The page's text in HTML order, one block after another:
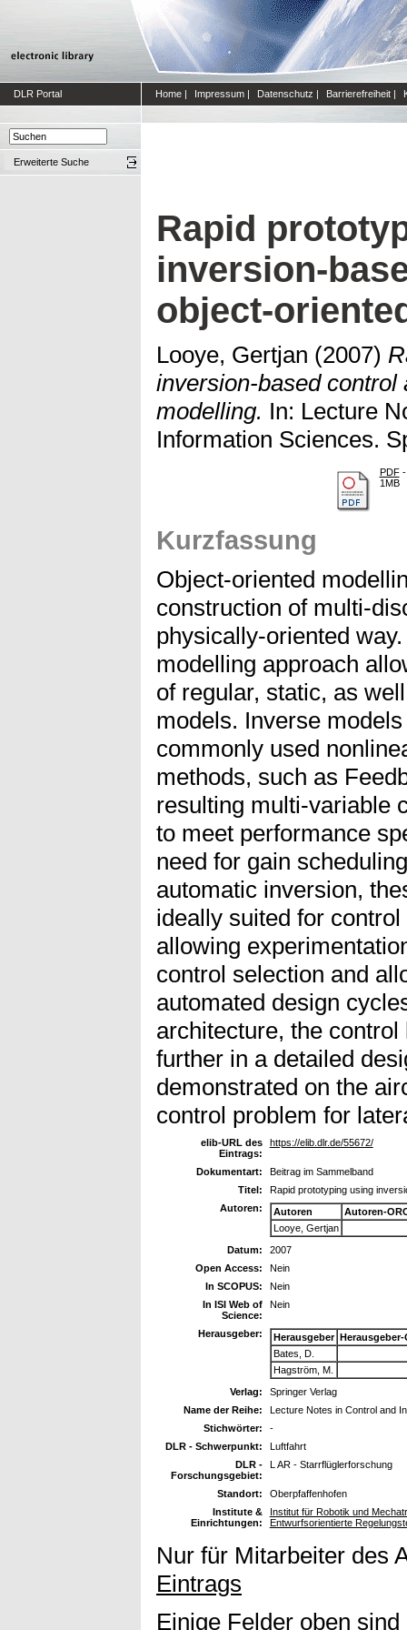
DLR Portal Home | Impressum | Datenschutz | Barrierefreiheit |
Erweiterte Suche
Rapid
inversion-
object-
Looye, Gertjan (2007)
inversion-based control
modelling. In: Lecture
Information Sciences.
PDF-
1MB
Kurzfassung
Object-oriented
construction of multi-
physically-oriented
modelling approach
of regular, static, as
models. Inverse
commonly used
methods, such as
resulting multi-variable
to meet performance
need for gain
automatic inversion,
ideally suited for
allowing
control selection and
automated design
architecture, the
further in a detailed
demonstrated on the
control problem for
elib-URL des
Eintrags:
https://elib.dlr.de/55672/
Dokumentart:
Beitrag im Sammelband
Titel:
Rapid prototyping using
Autoren:
Autoren
Autoren-
Looye, Gertjan
Datum:
2007
Open Access:
Nein
In SCOPUS:
Nein
In ISI Web of
Science:
Nein
Herausgeber: Herausgeber Herausgeber-
Bates, D.
Hagström, M.
Verlag:
Springer Verlag
Name der Reihe:
Lecture Notes in Control and
Stichwörter:
-
DLR - Schwerpunkt:
Luftfahrt
DLR -
Forschungsgebiet:
L AR - Starrflüglerforschung
Standort:
Oberpfaffenhofen
Institute &
Einrichtungen:
Institut für Robotik und
Entwurfsorientierte
Nur für Mitarbeiter des
Eintrags
Einige Felder oben